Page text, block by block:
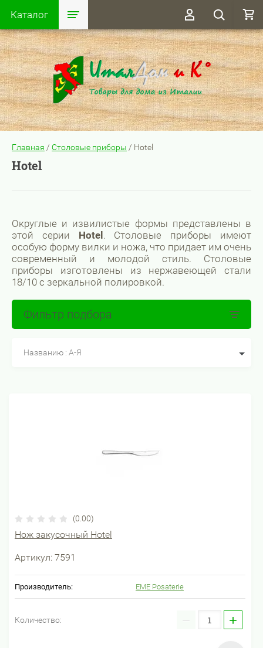
Каталог
Главная / Столовые приборы / Hotel
Hotel
Округлые и извилистые формы представлены в
этой серии Hotel . Столовые приборы имеют
особую форму вилки и ножа, что придает им очень
современный и молодой стиль. Столовые
приборы изготовлены из нержавеющей стали
18/10 с зеркальной полировкой.
Фильтр подбора
Названию : А-Я
(0.00)
Нож закусочный Hotel
Артикул: 7591
Производитель: EME Posaterie
Количество: − +